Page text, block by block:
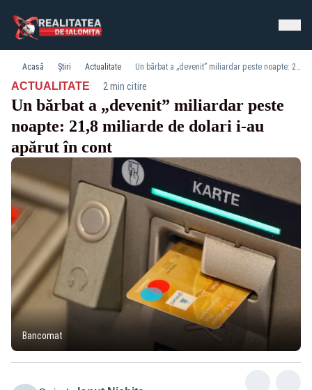
Acasă Știri Actualitate Un bărbat a „devenit” miliardar peste noapte: 21,8 miliarde de dolari i-au apărut în cont
ACTUALITATE· 2 min citire
Un bărbat a „devenit” miliardar peste
noapte: 21,8 miliarde de dolari i-au
apărut în cont
Bancomat